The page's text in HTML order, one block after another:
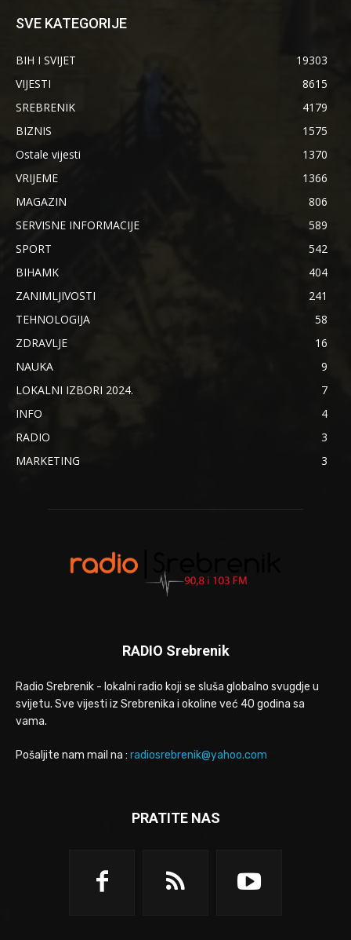
SVE KATEGORIJE
BIH I SVIJET
19303
VIJESTI
8615
SREBRENIK
4179
BIZNIS
1575
Ostale vijesti
1370
VRIJEME
1366
MAGAZIN
806
SERVISNE INFORMACIJE
589
SPORT
542
BIHAMK
404
ZANIMLJIVOSTI
241
TEHNOLOGIJA
58
ZDRAVLJE
16
NAUKA
9
LOKALNI IZBORI 2024.
7
INFO
4
RADIO
3
MARKETING
3
RADIO Srebrenik
Radio Srebrenik - lokalni radio koji se sluša globalno svugdje u
svijetu. Sve vijesti iz Srebrenika i okoline već 40 godina sa
vama.
Pošaljite nam mail na : radiosrebrenik@yahoo.com
PRATITE NAS